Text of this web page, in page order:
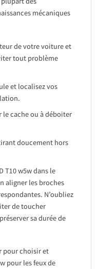
mécaniques
de votre voiture et
tout problème
et localisez vos
le cache ou à déboiter
doucement hors
T10 w5w dans le
aligner les broches
N’oubliez
de toucher
sa durée de
pour choisir et
pour les feux de